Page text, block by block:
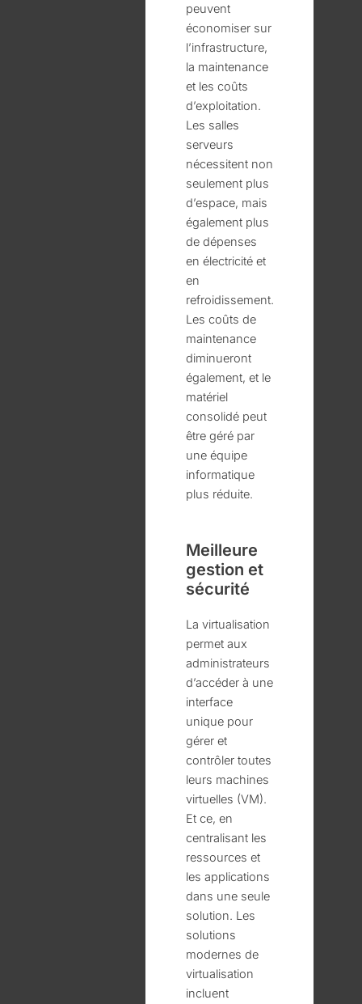
peuvent
économiser sur
l’infrastructure,
la maintenance
et les coûts
d’exploitation.
Les salles
serveurs
nécessitent non
seulement plus
d’espace, mais
également plus
de dépenses
en électricité et
en
refroidissement.
Les coûts de
maintenance
diminueront
également, et le
matériel
consolidé peut
être géré par
une équipe
informatique
plus réduite.
Meilleure
gestion et
sécurité
La virtualisation
permet aux
administrateurs
d’accéder à une
interface
unique pour
gérer et
contrôler toutes
leurs machines
virtuelles (VM).
Et ce, en
centralisant les
ressources et
les applications
dans une seule
solution. Les
solutions
modernes de
virtualisation
incluent